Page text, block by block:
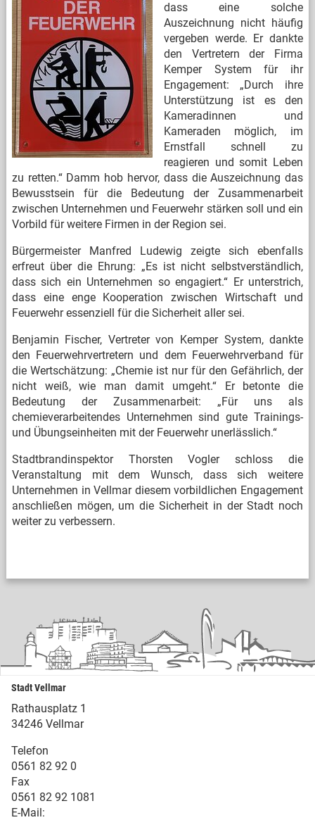
dass eine solche
Auszeichnung nicht häufig
vergeben werde. Er dankte
den Vertretern der Firma
Kemper System für ihr
Engagement: „Durch ihre
Unterstützung ist es den
Kameradinnen und
Kameraden möglich, im
Ernstfall schnell zu
reagieren und somit Leben
zu retten.“ Damm hob hervor, dass die Auszeichnung das
Bewusstsein für die Bedeutung der Zusammenarbeit
zwischen Unternehmen und Feuerwehr stärken soll und ein
Vorbild für weitere Firmen in der Region sei.
Bürgermeister Manfred Ludewig zeigte sich ebenfalls
erfreut über die Ehrung: „Es ist nicht selbstverständlich,
dass sich ein Unternehmen so engagiert.“ Er unterstrich,
dass eine enge Kooperation zwischen Wirtschaft und
Feuerwehr essenziell für die Sicherheit aller sei.
Benjamin Fischer, Vertreter von Kemper System, dankte
den Feuerwehrvertretern und dem Feuerwehrverband für
die Wertschätzung: „Chemie ist nur für den Gefährlich, der
nicht weiß, wie man damit umgeht.“ Er betonte die
Bedeutung der Zusammenarbeit: „Für uns als
chemieverarbeitendes Unternehmen sind gute Trainings-
und Übungseinheiten mit der Feuerwehr unerlässlich.“
Stadtbrandinspektor Thorsten Vogler schloss die
Veranstaltung mit dem Wunsch, dass sich weitere
Unternehmen in Vellmar diesem vorbildlichen Engagement
anschließen mögen, um die Sicherheit in der Stadt noch
weiter zu verbessern.
Stadt Vellmar
Rathausplatz 1
34246 Vellmar
Telefon
0561 82 92 0
Fax
0561 82 92 1081
E-Mail: